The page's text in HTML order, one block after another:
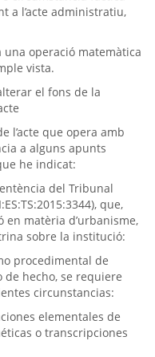
a l’acte administratiu,
operació matemàtica
vista.
el fons de la
l’acte que opera amb
a alguns apunts
he indicat:
del Tribunal
que,
matèria d’urbanisme,
sobre la institució:
procedimental de
hecho, se requiere
circunstancias:
elementales de
o transcripciones